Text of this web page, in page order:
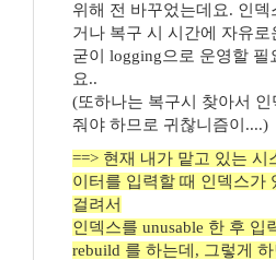
위해 전 바꾸었는데요. 인
거나 복구 시 시간에 자유로
굳이 logging으로 운영할 필
요..
(또하나는 복구시 찾아서 인
줘야 하므로 귀찮니즘이....)
==> 현재 내가 맡고 있는 시
이터를 입력할 때 인덱스가
걸려서
인덱스를 unusable 한 후 입
rebuild 를 하는데, 그렇게